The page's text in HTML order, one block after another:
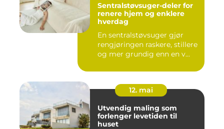
Sentralstøvsuger-deler for
renere hjem og enklere
hverdag
En sentralstøvsuger gjør
rengjøringen raskere, stillere
og mer grundig enn en v...
12. mai
Utvendig maling som
forlenger levetiden til
huset